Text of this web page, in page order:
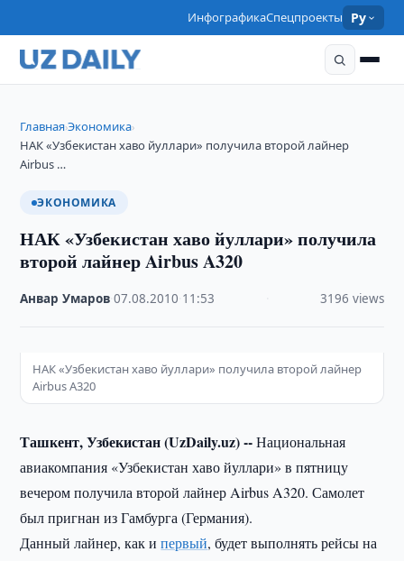
ИнфографикаСпецпроекты Ру
Главная›Экономика›
НАК «Узбекистан хаво йуллари» получила второй лайнер
Airbus …
ЭКОНОМИКА
НАК «Узбекистан хаво йуллари» получила
второй лайнер Airbus A320
Анвар Умаров ·07.08.2010 11:53 3196 views
НАК «Узбекистан хаво йуллари» получила второй лайнер
Airbus A320
Ташкент, Узбекистан (UzDaily.uz) --Национальная
авиакомпания «Узбекистан хаво йуллари» в пятницу
вечером получила второй лайнер Airbus A320. Самолет
был пригнан из Гамбурга (Германия).
Данный лайнер, как ипервый, будет выполнять рейсы на